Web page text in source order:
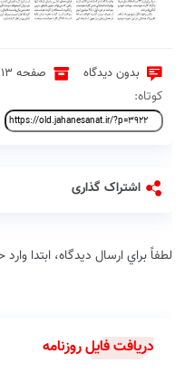
بدون دیدگاه صفحه 13
کوتاه:
اشتراک گذاری
لطفاً براي ارسال دیدگاه، ابتدا
دریافت فایل روزنامه